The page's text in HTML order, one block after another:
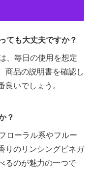
ても大丈夫ですか？
、毎日の使用を想定
商品の説明書を確認し
良いでしょう。
？
ローラル系やフルー
りのリンシングビネガ
るのが魅力の一つで